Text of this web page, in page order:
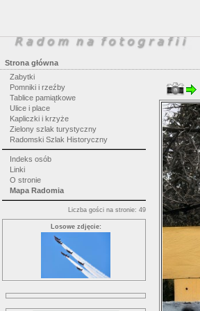
Strona główna
Zabytki
Pomniki i rzeźby
Tablice pamiątkowe
Ulice i place
Kapliczki i krzyże
Zielony szlak turystyczny
Radomski Szlak Historyczny
Indeks osób
Linki
O stronie
Mapa Radomia
Liczba gości na stronie: 49
Losowe zdjęcie: